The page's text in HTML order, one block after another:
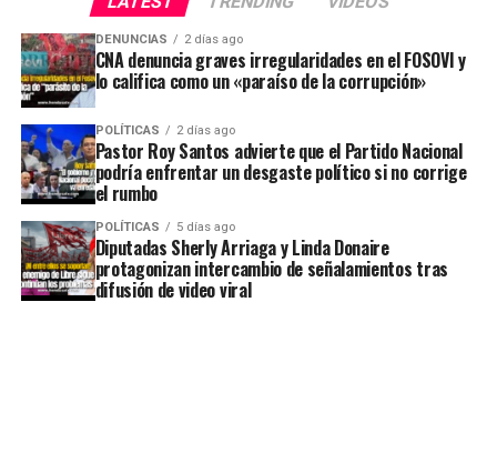
DENUNCIAS 2 días ago
CNA denuncia graves irregularidades en el FOSOVI y
lo califica como un «paraíso de la corrupción»
POLÍTICAS 2 días ago
Pastor Roy Santos advierte que el Partido Nacional
podría enfrentar un desgaste político si no corrige
el rumbo
POLÍTICAS 5 días ago
Diputadas Sherly Arriaga y Linda Donaire
protagonizan intercambio de señalamientos tras
difusión de video viral